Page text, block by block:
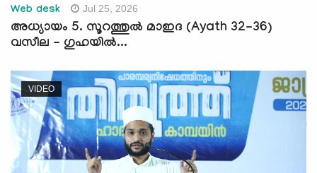
Web desk Jul 25, 2026
അധ്യായം 5. സൂറത്തുല്‍ മാഇദ (Ayath 32-36)
വസീല - ഗുഹയില്‍...
VIDEO